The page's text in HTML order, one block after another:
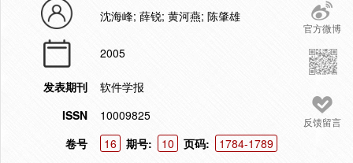
官方微博
反馈留言
沈海峰; 薛锐; 黄河燕; 陈肇雄
2005
发表期刊
软件学报
ISSN
10009825
卷号
16 期号: 10 页码:
1784-1789